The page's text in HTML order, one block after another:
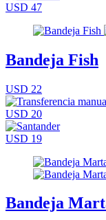
USD 47
Bandeja Fish
USD 22
USD 20
USD 19
Bandeja